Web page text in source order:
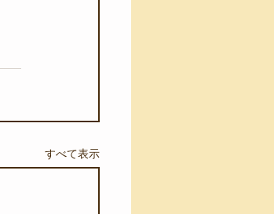
すべて表示